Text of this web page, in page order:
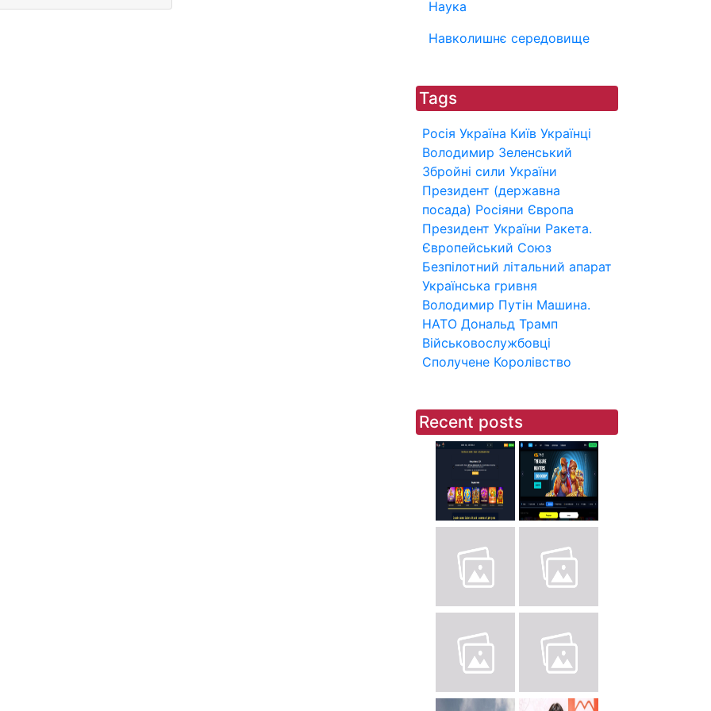
Наука
Навколишнє середовище
Tags
Росія Україна Київ Українці
Володимир Зеленський
Збройні сили України
Президент (державна
посада) Росіяни Європа
Президент України Ракета.
Європейський Союз
Безпілотний літальний апарат
Українська гривня
Володимир Путін Машина.
НАТО Дональд Трамп
Військовослужбовці
Сполучене Королівство
Recent posts